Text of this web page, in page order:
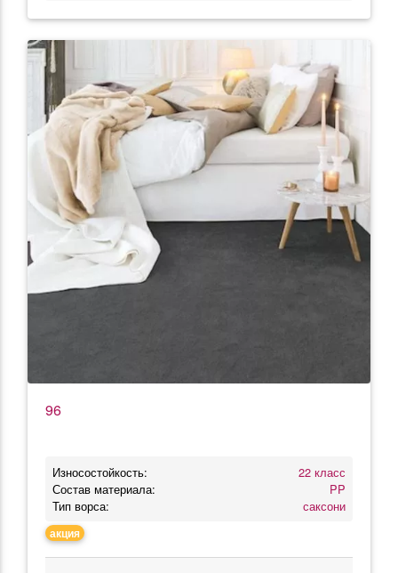
96
Износостойкость:
22 класс
Состав материала:
PP
Тип ворса:
саксони
акция